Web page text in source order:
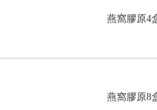
燕窩膠原4
燕窩膠原8